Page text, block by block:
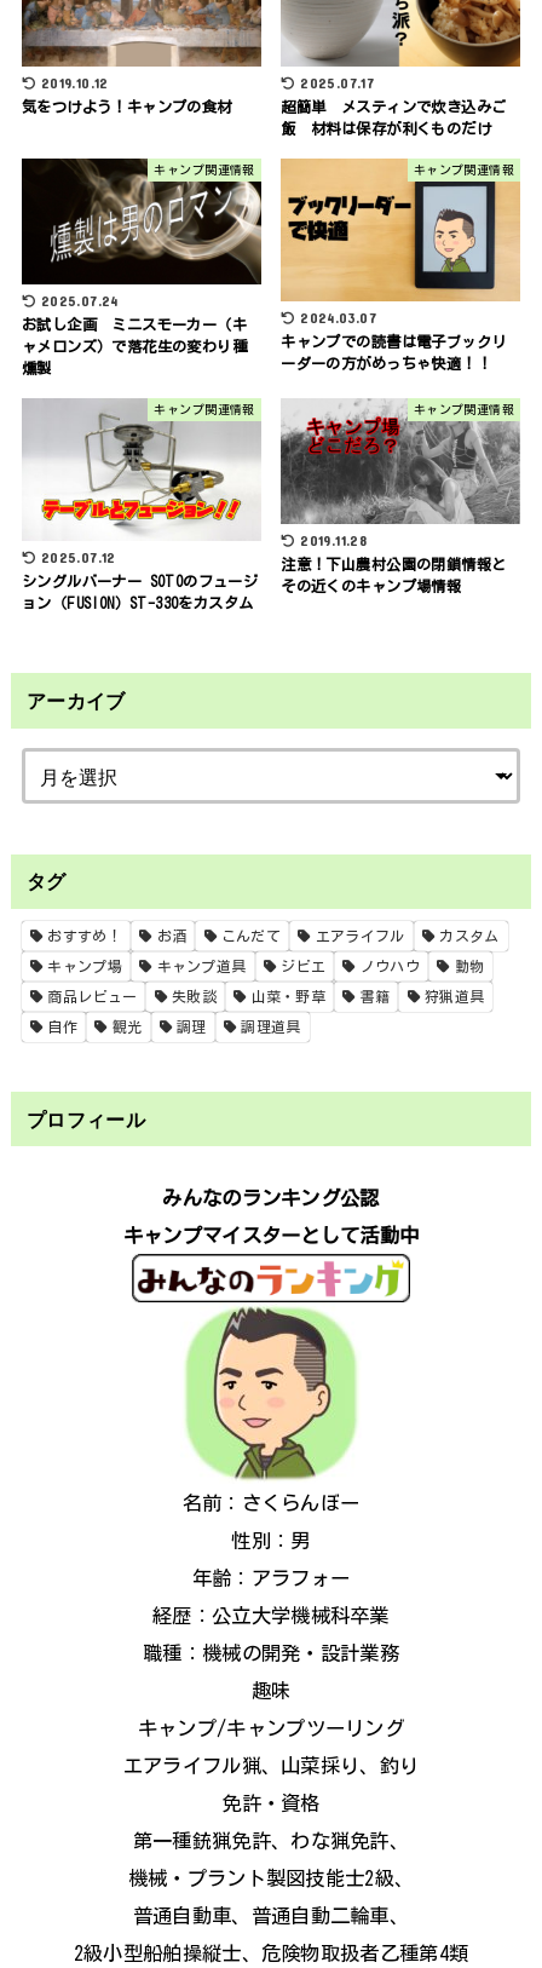
2019.10.12
気をつけよう！キャンプの食材
2025.07.17
超簡単 メスティンで炊き込みご
飯 材料は保存が利くものだけ
キャンプ関連情報
2025.07.24
お試し企画 ミニスモーカー（キ
ャメロンズ）で落花生の変わり種
燻製
キャンプ関連情報
2024.03.07
キャンプでの読書は電子ブックリ
ーダーの方がめっちゃ快適！！
キャンプ関連情報
2025.07.12
シングルバーナー SOTOのフュージ
ョン（FUSION）ST-330をカスタム
キャンプ関連情報
2019.11.28
注意！下山農村公園の閉鎖情報と
その近くのキャンプ場情報
アーカイブ
タグ
おすすめ！ お酒 こんだて エアライフル カスタム
キャンプ場 キャンプ道具 ジビエ ノウハウ 動物
商品レビュー 失敗談 山菜・野草 書籍 狩猟道具
自作 観光 調理 調理道具
プロフィール
みんなのランキング公認
キャンプマイスターとして活動中
名前：さくらんぼー
性別：男
年齢：アラフォー
経歴：公立大学機械科卒業
職種：機械の開発・設計業務
趣味
キャンプ/キャンプツーリング
エアライフル猟、山菜採り、釣り
免許・資格
第一種銃猟免許、わな猟免許、
機械・プラント製図技能士2級、
普通自動車、普通自動二輪車、
2級小型船舶操縦士、危険物取扱者乙種第4類